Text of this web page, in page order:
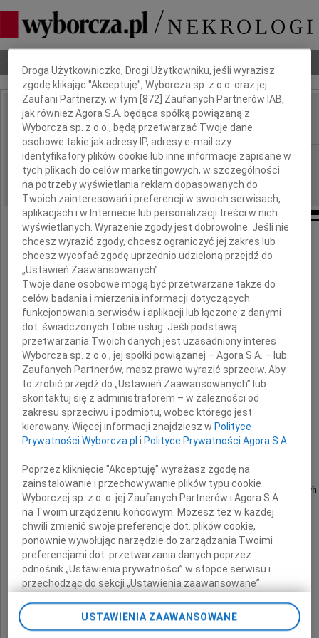
IMIĘ I NAZWISKO: Jadwiga Muszyńska
REGION: Kielce
DATA EMISJI: 16.12.2016
13 grudnia 2016 roku
Profesor
Jadwiga Muszyńska
była Dziekan Wydziału Humanistycznego
Uniwersytetu Jana Kochanowskiego w Kielcach
Znakomity historyk
Przyjaciel Wydziału
Żegnamy Ją z wielkim smutkiem
Dbamy o Twoją prywatność
Droga Użytkowniczko, Drogi Użytkowniku, jeśli wyrazisz
zgodę klikając "Akceptuję", Wyborcza sp. z o.o. oraz jej
Zaufani Partnerzy, w tym [872] Zaufanych Partnerów IAB,
jak również Agora S.A. będąca spółką powiązaną z
Wyborcza sp. z o.o., będą przetwarzać Twoje dane
osobowe takie jak adresy IP, adresy e-mail czy
identyfikatory plików cookie lub inne informacje zapisane w
tych plikach do celów marketingowych, w szczególności
na potrzeby wyświetlania reklam dopasowanych do
Twoich zainteresowań i preferencji w swoich serwisach,
aplikacjach i w Internecie lub personalizacji treści w nich
wyświetlanych. Wyrażenie zgody jest dobrowolne. Jeśli nie
chcesz wyrazić zgody, chcesz ograniczyć jej zakres lub
chcesz wycofać zgodę uprzednio udzieloną przejdź do
„Ustawień Zaawansowanych”.
Twoje dane osobowe mogą być przetwarzane także do
celów badania i mierzenia informacji dotyczących
funkcjonowania serwisów i aplikacji lub łączone z danymi
dot. świadczonych Tobie usług. Jeśli podstawą
przetwarzania Twoich danych jest uzasadniony interes
Wyborcza sp. z o.o., jej spółki powiązanej – Agora S.A. – lub
Zaufanych Partnerów, masz prawo wyrazić sprzeciw. Aby
to zrobić przejdź do „Ustawień Zaawansowanych” lub
skontaktuj się z administratorem – w zależności od
zakresu sprzeciwu i podmiotu, wobec którego jest
kierowany. Więcej informacji znajdziesz wPolityce
Prywatności Wyborcza.pl iPolityce Prywatności Agora S.A.
Poprzez kliknięcie "Akceptuję" wyrażasz zgodę na
zainstalowanie i przechowywanie plików typu cookie
Wyborczej sp. z o. o. jej Zaufanych Partnerów i Agora S.A.
na Twoim urządzeniu końcowym. Możesz też w każdej
chwili zmienić swoje preferencje dot. plików cookie,
ponownie wywołując narzędzie do zarządzania Twoimi
preferencjami dot. przetwarzania danych poprzez
odnośnik „Ustawienia prywatności” w stopce serwisu i
przechodząc do sekcji „Ustawienia zaawansowane”.
pomocą ustawień przeglądarki.
USTAWIENIA ZAAWANSOWANE